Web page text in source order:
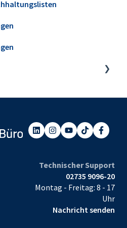
Technischer Support
02735 9096-20
Montag - Freitag: 8 - 17
Uhr
Nachricht senden